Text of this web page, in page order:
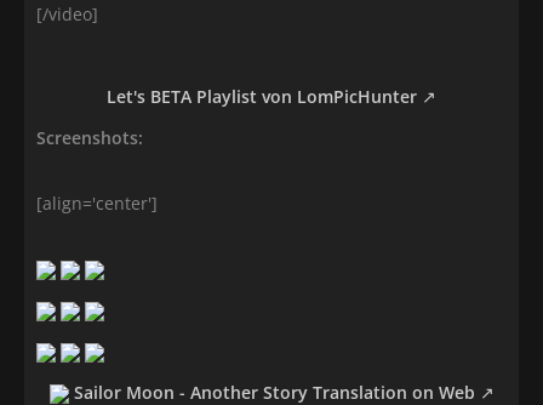
[/video]
Let's BETA Playlist von LomPicHunter
Screenshots:
[align='center']
Sailor Moon - Another Story Translation on Web